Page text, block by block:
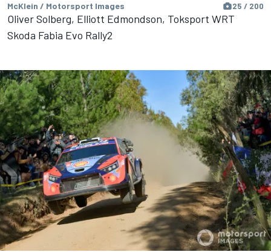
McKlein / Motorsport Images 25 / 200
Oliver Solberg, Elliott Edmondson, Toksport WRT
Skoda Fabia Evo Rally2